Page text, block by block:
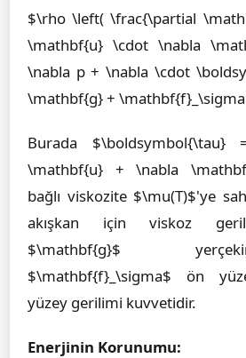
$\rho \left( \frac{\partial
\mathbf{u} \cdot \nabla
\nabla p + \nabla \cdot
\mathbf{g} +
Burada $\boldsymbol{\tau}
\mathbf{u} + \nabla
bağlı viskozite $\mu(T)$'ye
akışkan için viskoz
$\mathbf{g}$
$\mathbf{f}_\sigma$ ön
yüzey gerilimi kuvvetidir.
Enerjinin Korunumu: